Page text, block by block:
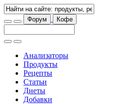
Форум Кофе
Анализаторы
Продукты
Рецепты
Статьи
Диеты
Добавки